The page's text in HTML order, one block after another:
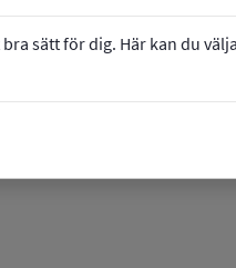
sätt för dig. Här kan du